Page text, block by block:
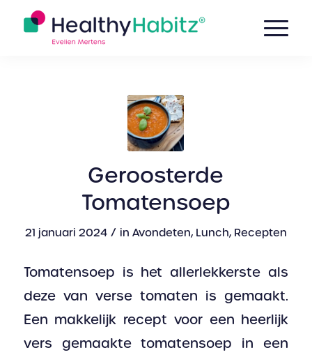
Geroosterde
Tomatensoep
21 januari 2024 / in Avondeten, Lunch, Recepten
Tomatensoep is het allerlekkerste als
deze van verse tomaten is gemaakt.
Een makkelijk recept voor een heerlijk
vers gemaakte tomatensoep in een